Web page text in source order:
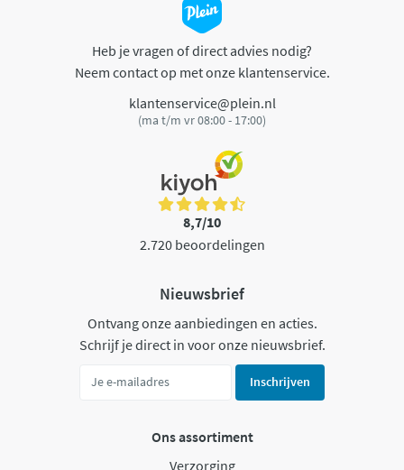
Heb je vragen of direct advies nodig?
Neem contact op met onze klantenservice.
klantenservice@plein.nl
(ma t/m vr 08:00 - 17:00)
8,7/10
2.720 beoordelingen
Nieuwsbrief
Ontvang onze aanbiedingen en acties.
Schrijf je direct in voor onze nieuwsbrief.
Inschrijven
Ons assortiment
Verzorging